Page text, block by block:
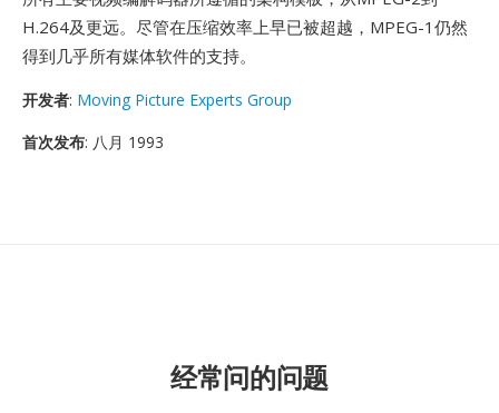
H.264及更远。尽管在压缩效率上早已被超越，MPEG-1仍然
得到几乎所有媒体软件的支持。
开发者: Moving Picture Experts Group
首次发布: 八月 1993
经常问的问题